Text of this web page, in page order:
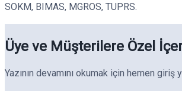
SOKM, BIMAS, MGROS, TUPRS.
Üye ve Müşterilere Özel
Yazının devamını okumak için hemen giriş